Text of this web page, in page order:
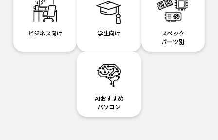
ビジネス向け 学生向け
スペック
パーツ別
AIおすすめ
パソコン